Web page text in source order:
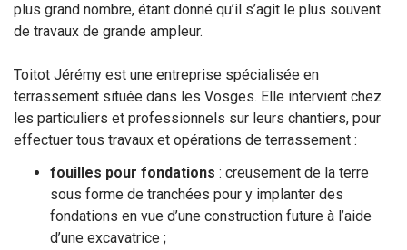
plus grand nombre, étant donné qu’il s’agit le plus souvent
de travaux de grande ampleur.
Toitot Jérémy est une entreprise spécialisée en
terrassement située dans les Vosges. Elle intervient chez
les particuliers et professionnels sur leurs chantiers, pour
effectuer tous travaux et opérations de terrassement :
fouilles pour fondations : creusement de la terre
sous forme de tranchées pour y implanter des
fondations en vue d’une construction future à l’aide
d’une excavatrice ;